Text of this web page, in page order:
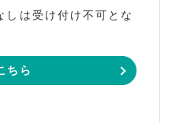
は受け付け不可とな
ちら